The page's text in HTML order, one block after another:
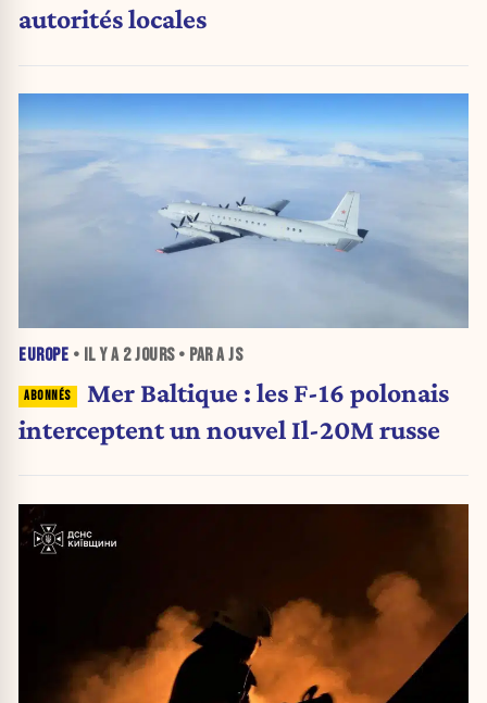
autorités locales
EUROPE • IL Y A 2 JOURS• PAR A JS
Mer Baltique : les F-16 polonais
interceptent un nouvel Il-20M russe